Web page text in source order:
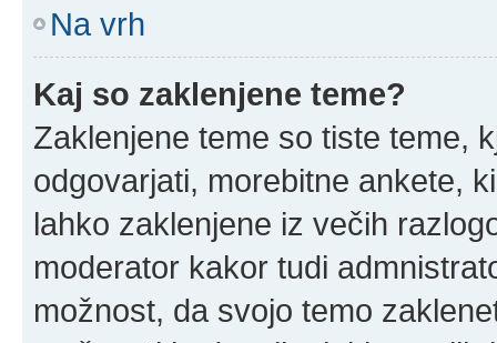
Na vrh
Kaj so zaklenjene teme?
Zaklenjene teme so tiste teme,
odgovarjati, morebitne ankete,
lahko zaklenjene iz večih
moderator kakor tudi
možnost, da svojo temo